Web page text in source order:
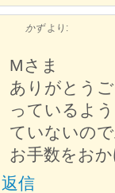
かず より:
Mさま
ありがとう
っているよ
ていないの
お手数をお
返信